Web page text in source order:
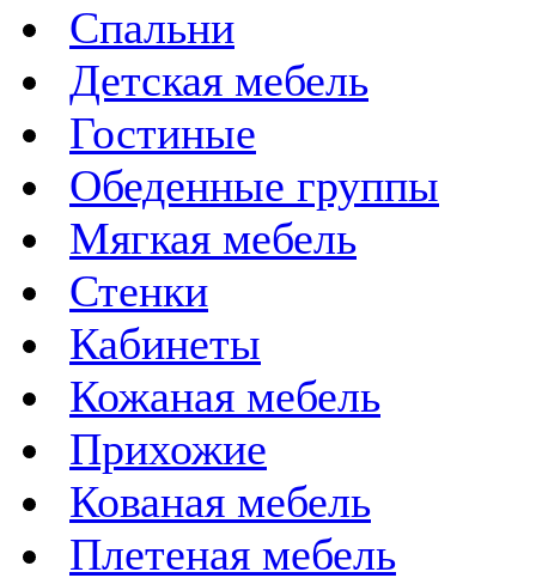
Спальни
Детская мебель
Гостиные
Обеденные группы
Мягкая мебель
Стенки
Кабинеты
Кожаная мебель
Прихожие
Кованая мебель
Плетеная мебель